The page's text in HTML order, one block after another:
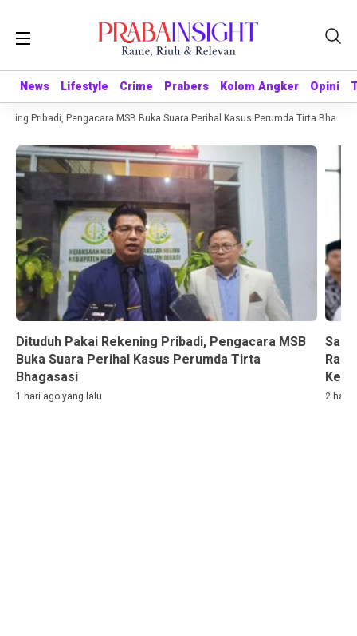
News Lifestyle Crime Prabers Kolom Angker Opini
News Lifestyle Crime Prabers Kolom Angker Opini
Pribadi, Pengacara MSB Buka Suara Perihal Kasus Perumda Tirta Bhagasasi
Dituduh Pakai Rekening Pribadi, Pengacara MSB
Buka Suara Perihal Kasus Perumda Tirta
Bhagasasi
1 hari ago yang lalu 2 hari